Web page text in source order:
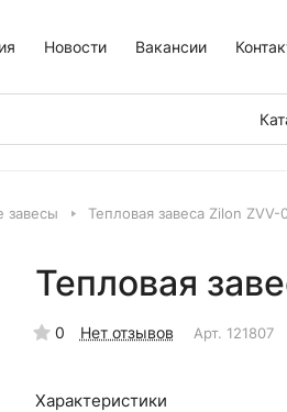
Новости Вакансии
завесы Тепловая завеса Zilon ZVV-
Тепловая
0 Нет отзывов Арт. 121807
Характеристики